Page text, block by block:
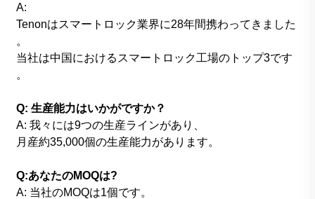
A:
Tenonはスマートロック業界に28年間携わってきました
。
当社は中国におけるスマートロック工場のトップ3です
。
Q: 生産能力はいかがですか？
A: 我々には9つの生産ラインがあり、
月産約35,000個の生産能力があります。
Q:あなたのMOQは?
A: 当社のMOQは1個です。